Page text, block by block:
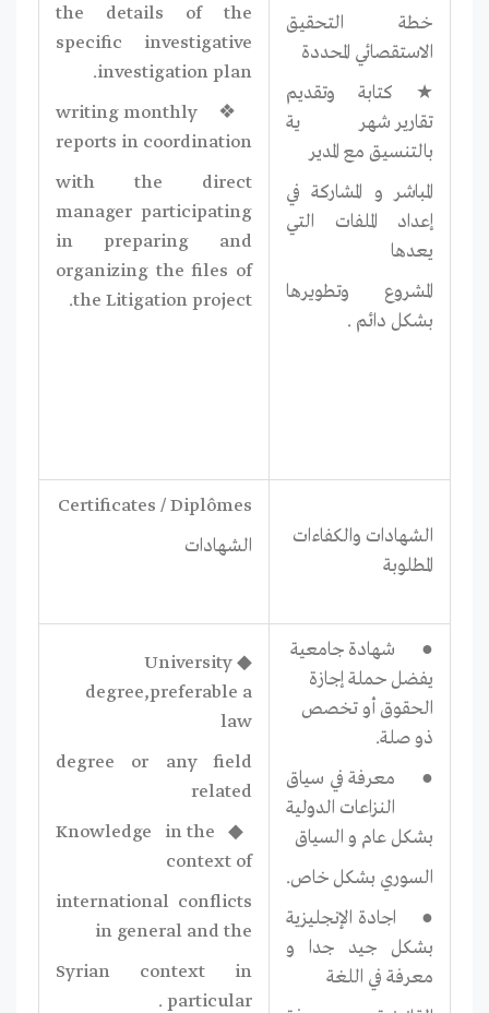
خطة التحقيق
الاستقصائي المحددة
★ كتابة وتقديم
تقارير شهرية
بالتنسيق مع المدير
المباشر و المشاركة في
إعداد الملفات التي
يعدها
المشروع وتطويرها
بشكل دائم .
the details of the
specific investigative
investigation plan.
❖ writing monthly
reports in coordination
with the direct
manager participating
in preparing and
organizing the files of
the Litigation project.
الشهادات والكفاءات
المطلوبة
Certificates / Diplômes
الشهادات
● شھادة جامعیة
یفضل حملة إجازة
الحقوق أو تخصص
ذو صلة.
● معرفة في سیاق
النزاعات الدولیة
بشكل عام و السیاق
السوري بشكل خاص.
● اجادة الإنجلیزیة
بشكل جید جدا و
معرفة في اللغة
◆ University
degree,preferable a
law
degree or any field
related
◆ Knowledge in the
context of
international conflicts
in general and the
Syrian context in
particular .